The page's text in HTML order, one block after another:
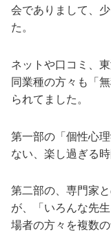
会でありまして、
た。
ネットや口コミ、
同業種の方々も「
られてました。
第一部の「個性心
ない、楽し過ぎる
第二部の、専門家
が、「いろんな先
場者の方々を複数